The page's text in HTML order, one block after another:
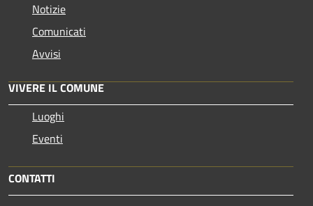
Notizie
Comunicati
Avvisi
VIVERE IL COMUNE
Luoghi
Eventi
CONTATTI